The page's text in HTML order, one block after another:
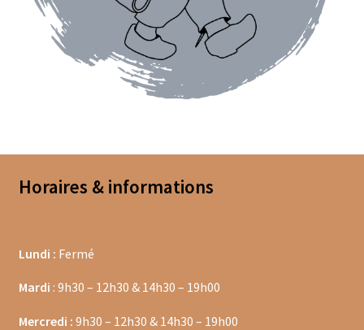
Coffrets épices
Epices en vrac
Poivres en vrac
Moulins à épices
Mélanges d’épices
Horaires & informations
Lundi : Fermé
Mardi : 9h30 – 12h30 & 14h30 – 19h00
Mercredi : 9h30 – 12h30 & 14h30 – 19h00